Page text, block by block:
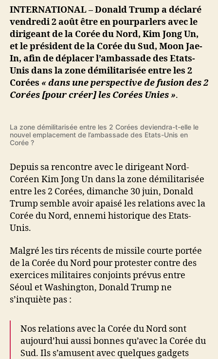
souhaite
déménager
l’ambassade
des
Etats-
Unis
de
Séoul
à
démilitarisée
entre
Corées
INTERNATIONAL – Donald Trump a déclaré
vendredi 2 août être en pourparlers avec le
dirigeant de la Corée du Nord, Kim Jong Un,
et le président de la Corée du Sud, Moon Jae-
In, afin de déplacer l’ambassade des Etats-
Unis dans la zone démilitarisée entre les 2
Corées « dans une perspective de fusion des 2
Corées [pour créer] les Corées Unies ».
La zone démilitarisée entre les 2 Corées deviendra-t-elle le
nouvel emplacement de l’ambassade des Etats-Unis en
Corée ?
Depuis sa rencontre avec le dirigeant Nord-
Coréen Kim Jong Un dans la zone démilitarisée
entre les 2 Corées, dimanche 30 juin, Donald
Trump semble avoir apaisé les relations avec la
Corée du Nord, ennemi historique des Etats-
Unis.
Malgré les tirs récents de missile courte portée
de la Corée du Nord pour protester contre des
exercices militaires conjoints prévus entre
Séoul et Washington, Donald Trump ne
s’inquiète pas :
Nos relations avec la Corée du Nord sont
aujourd’hui aussi bonnes qu’avec la Corée du
Sud. Ils s’amusent avec quelques gadgets